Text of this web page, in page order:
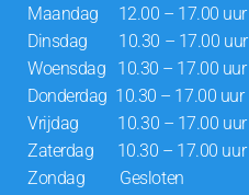
Maandag 12.00 – 17.00 uur
Dinsdag 10.30 – 17.00 uur
Woensdag 10.30 – 17.00 uur
Donderdag 10.30 – 17.00 uur
Vrijdag 10.30 – 17.00 uur
Zaterdag 10.30 – 17.00 uur
Zondag Gesloten